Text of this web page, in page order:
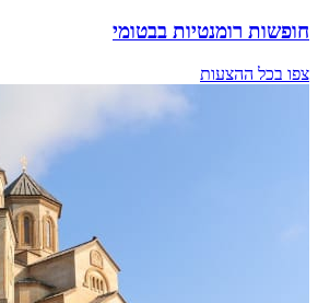
חופשות רומנטיות בבטומי
צפו בכל ההצעות